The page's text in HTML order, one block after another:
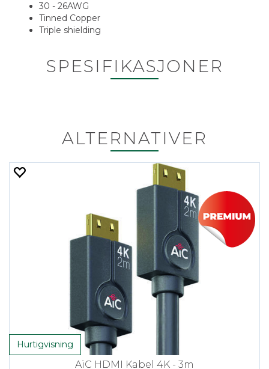
30 - 26AWG
Tinned Copper
Triple shielding
SPESIFIKASJONER
ALTERNATIVER
Hurtigvisning
AiC HDMI Kabel 4K - 3m